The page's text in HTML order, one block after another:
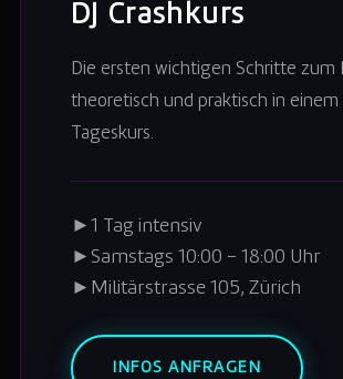
DJ Crashkurs
Die ersten wichtigen Schritte zum
theoretisch und praktisch in einem
Tageskurs.
► 1 Tag intensiv
► Samstags 10:00 – 18:00 Uhr
► Militärstrasse 105, Zürich
INFOS ANFRAGEN